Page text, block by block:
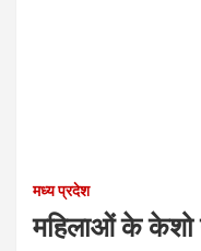
मध्य प्रदेश
महिलाओं के केशो